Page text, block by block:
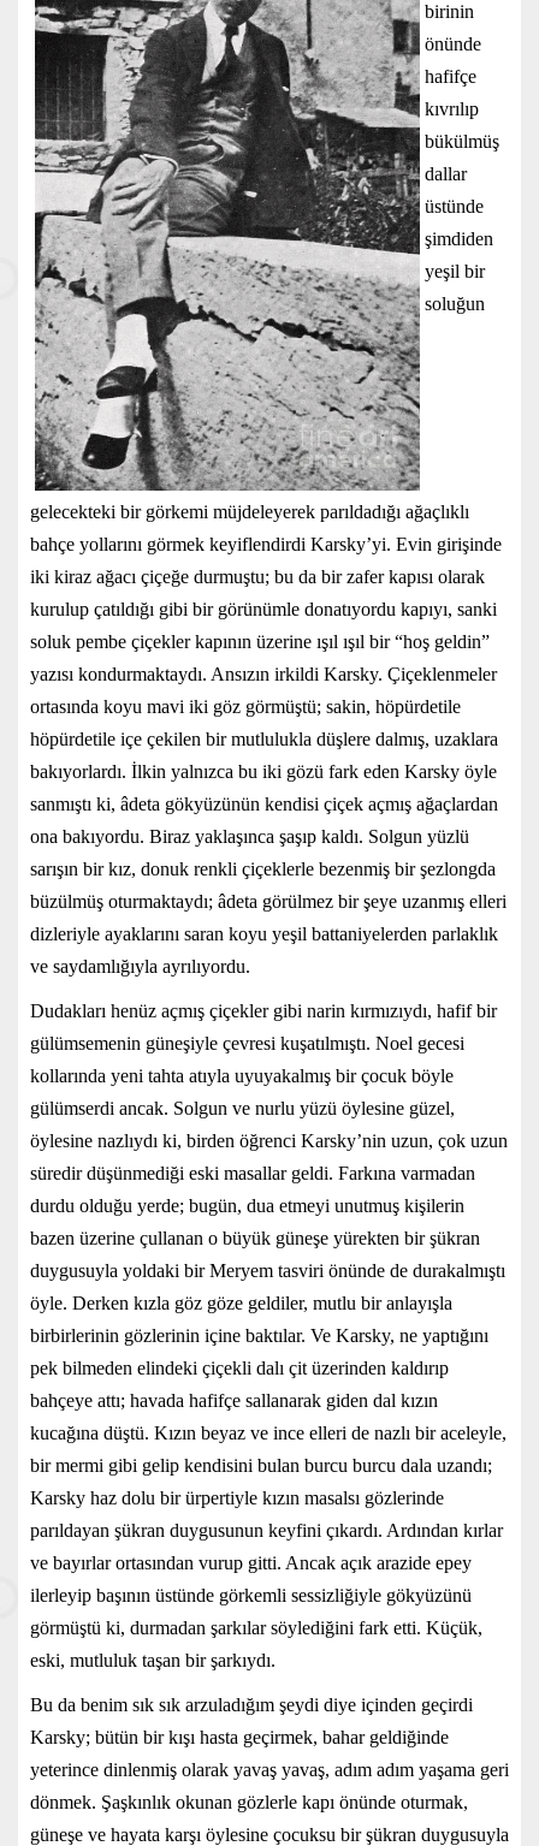
birinin
önünde
hafifçe
kıvrılıp
bükülmüş
dallar
üstünde
şimdiden
yeşil bir
soluğun
gelecekteki bir görkemi müjdeleyerek parıldadığı ağaçlıklı
bahçe yollarını görmek keyiflendirdi Karsky’yi. Evin girişinde
iki kiraz ağacı çiçeğe durmuştu; bu da bir zafer kapısı olarak
kurulup çatıldığı gibi bir görünümle donatıyordu kapıyı, sanki
soluk pembe çiçekler kapının üzerine ışıl ışıl bir “hoş geldin”
yazısı kondurmaktaydı. Ansızın irkildi Karsky. Çiçeklenmeler
ortasında koyu mavi iki göz görmüştü; sakin, höpürdetile
höpürdetile içe çekilen bir mutlulukla düşlere dalmış, uzaklara
bakıyorlardı. İlkin yalnızca bu iki gözü fark eden Karsky öyle
sanmıştı ki, âdeta gökyüzünün kendisi çiçek açmış ağaçlardan
ona bakıyordu. Biraz yaklaşınca şaşıp kaldı. Solgun yüzlü
sarışın bir kız, donuk renkli çiçeklerle bezenmiş bir şezlongda
büzülmüş oturmaktaydı; âdeta görülmez bir şeye uzanmış elleri
dizleriyle ayaklarını saran koyu yeşil battaniyelerden parlaklık
ve saydamlığıyla ayrılıyordu.
Dudakları henüz açmış çiçekler gibi narin kırmızıydı, hafif bir
gülümsemenin güneşiyle çevresi kuşatılmıştı. Noel gecesi
kollarında yeni tahta atıyla uyuyakalmış bir çocuk böyle
gülümserdi ancak. Solgun ve nurlu yüzü öylesine güzel,
öylesine nazlıydı ki, birden öğrenci Karsky’nin uzun, çok uzun
süredir düşünmediği eski masallar geldi. Farkına varmadan
durdu olduğu yerde; bugün, dua etmeyi unutmuş kişilerin
bazen üzerine çullanan o büyük güneşe yürekten bir şükran
duygusuyla yoldaki bir Meryem tasviri önünde de durakalmıştı
öyle. Derken kızla göz göze geldiler, mutlu bir anlayışla
birbirlerinin gözlerinin içine baktılar. Ve Karsky, ne yaptığını
pek bilmeden elindeki çiçekli dalı çit üzerinden kaldırıp
bahçeye attı; havada hafifçe sallanarak giden dal kızın
kucağına düştü. Kızın beyaz ve ince elleri de nazlı bir aceleyle,
bir mermi gibi gelip kendisini bulan burcu burcu dala uzandı;
Karsky haz dolu bir ürpertiyle kızın masalsı gözlerinde
parıldayan şükran duygusunun keyfini çıkardı. Ardından kırlar
ve bayırlar ortasından vurup gitti. Ancak açık arazide epey
ilerleyip başının üstünde görkemli sessizliğiyle gökyüzünü
görmüştü ki, durmadan şarkılar söylediğini fark etti. Küçük,
eski, mutluluk taşan bir şarkıydı.
Bu da benim sık sık arzuladığım şeydi diye içinden geçirdi
Karsky; bütün bir kışı hasta geçirmek, bahar geldiğinde
yeterince dinlenmiş olarak yavaş yavaş, adım adım yaşama geri
dönmek. Şaşkınlık okunan gözlerle kapı önünde oturmak,
güneşe ve hayata karşı öylesine çocuksu bir şükran duygusuyla